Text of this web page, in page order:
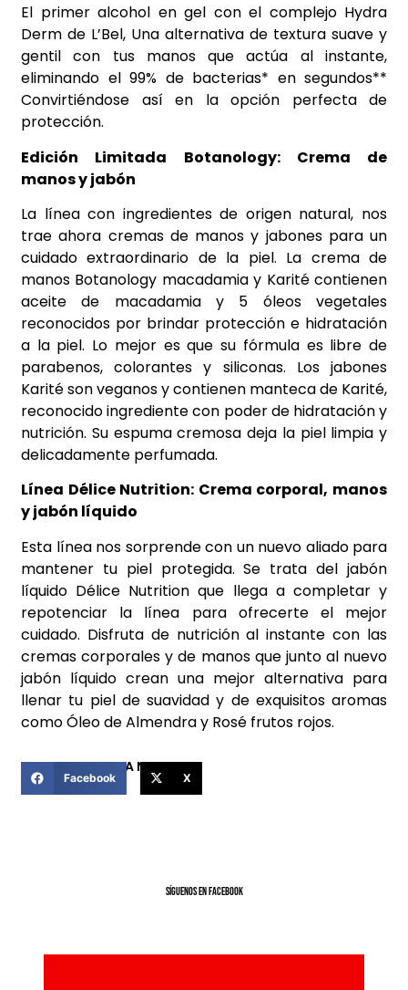
El primer alcohol en gel con el complejo Hydra
Derm de L’Bel, Una alternativa de textura suave y
gentil con tus manos que actúa al instante,
eliminando el 99% de bacterias* en segundos**
Convirtiéndose así en la opción perfecta de
protección.
Edición Limitada Botanology: Crema de
manos y jabón
La línea con ingredientes de origen natural, nos
trae ahora cremas de manos y jabones para un
cuidado extraordinario de la piel. La crema de
manos Botanology macadamia y Karité contienen
aceite de macadamia y 5 óleos vegetales
reconocidos por brindar protección e hidratación
a la piel. Lo mejor es que su fórmula es libre de
parabenos, colorantes y siliconas. Los jabones
Karité son veganos y contienen manteca de Karité,
reconocido ingrediente con poder de hidratación y
nutrición. Su espuma cremosa deja la piel limpia y
delicadamente perfumada.
Línea Délice Nutrition: Crema corporal, manos
y jabón líquido
Esta línea nos sorprende con un nuevo aliado para
mantener tu piel protegida. Se trata del jabón
líquido Délice Nutrition que llega a completar y
repotenciar la línea para ofrecerte el mejor
cuidado. Disfruta de nutrición al instante con las
cremas corporales y de manos que junto al nuevo
jabón líquido crean una mejor alternativa para
llenar tu piel de suavidad y de exquisitos aromas
como Óleo de Almendra y Rosé frutos rojos.
COMPARTIR ESTA NOTICIA
Facebook X
SíGUENOS EN FACEBOOK